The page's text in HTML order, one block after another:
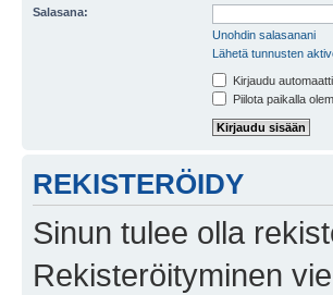
Salasana:
Unohdin salasanani
Lähetä tunnusten
Kirjaudu
Piilota paikalla
REKISTERÖIDY
Sinun tulee olla
Rekisteröityminen